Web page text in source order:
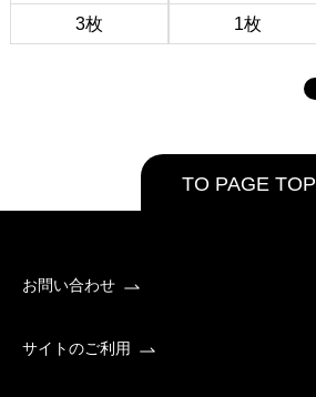
3枚 1枚
TO PAGE TOP
お問い合わせ
サイトのご利用